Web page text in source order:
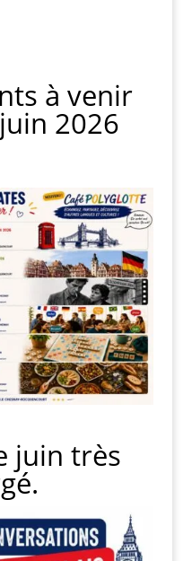
à venir
2026
juin très